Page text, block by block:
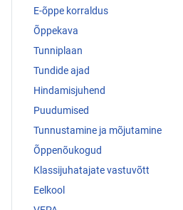
E-õppe korraldus
Õppekava
Tunniplaan
Tundide ajad
Hindamisjuhend
Puudumised
Tunnustamine ja mõjutamine
Õppenõukogud
Klassijuhatajate vastuvõtt
Eelkool